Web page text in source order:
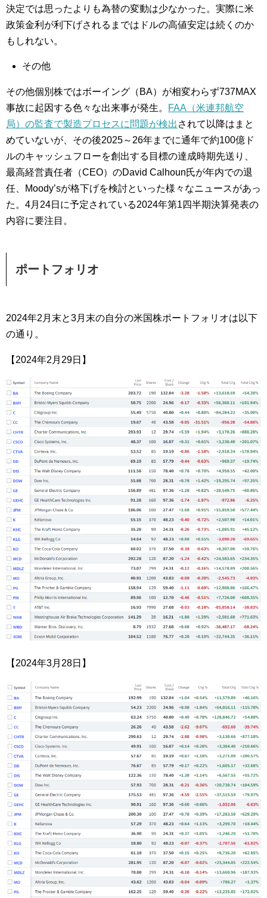
決定では思ったよりも為替の変動は少なかった。実際に米
政策金利が利下げされるまではドルの高値安定は続くのか
もしれない。
その他
その他個別株ではボーイング（BA）が相変わらず737MAX
事故に起因する色々な出来事が発生。
FAA（米連邦航空
局）の監査で製造プロセスに問題が検出 されて以降はまと
めていないが、その後2025～26年までに通年で約100億ド
ルのキャッシュフローを創出する目標の達成時期先送り、
最高経営責任者（CEO）のDavid Calhoun氏が年内での退
任、Moody’sが格下げを検討といった様々なニュースがあっ
た。4月24日に予定されている2024年第1四半期決算発表の
内容に要注目。
ポートフォリオ
2024年2月末と3月末の自分の米国株ポートフォリオは以下
の通り。
【2024年2月29日】
【2024年3月28日】